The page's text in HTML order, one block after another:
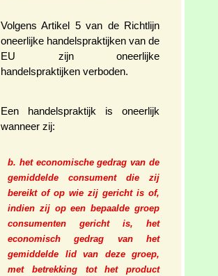
Volgens Artikel 5 van de Richtlijn
oneerlijke handelspraktijken van de
EU zijn oneerlijke
handelspraktijken verboden.
Een handelspraktijk is oneerlijk
wanneer zij:
b. het economische gedrag van de
gemiddelde consument die zij
bereikt of op wie zij gericht is of,
indien zij op een bepaalde groep
consumenten gericht is, het
economisch gedrag van het
gemiddelde lid van deze groep,
met betrekking tot het product